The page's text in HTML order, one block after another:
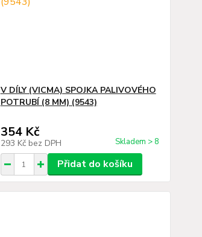
V DÍLY (VICMA) SPOJKA PALIVOVÉHO
POTRUBÍ (8 MM) (9543)
354 Kč
293 Kč bez DPH Skladem > 8
Přidat do košíku